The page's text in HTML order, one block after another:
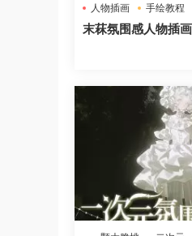
人物插画 手绘教程
末菻氛围感人物插